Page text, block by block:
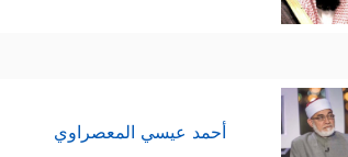
أحمد عيسي المعصراوي